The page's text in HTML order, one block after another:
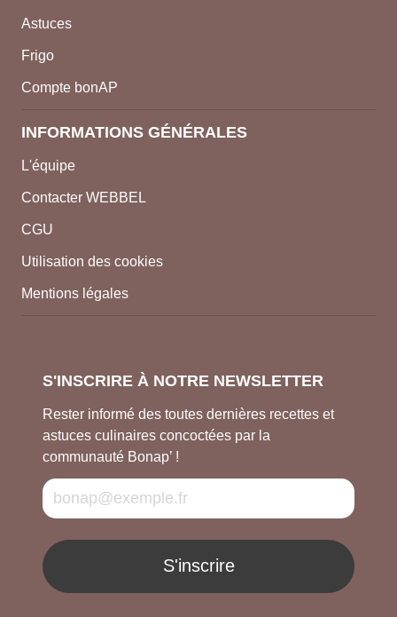
Astuces
Frigo
Compte bonAP
INFORMATIONS GÉNÉRALES
L'équipe
Contacter WEBBEL
CGU
Utilisation des cookies
Mentions légales
S'INSCRIRE À NOTRE NEWSLETTER
Rester informé des toutes dernières recettes et
astuces culinaires concoctées par la
communauté Bonap’ !
S'inscrire